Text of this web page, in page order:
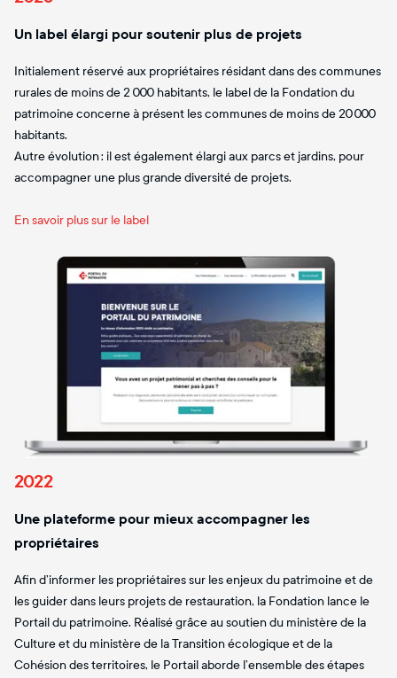
Un label élargi pour soutenir plus de projets
Initialement réservé aux propriétaires résidant dans des communes
rurales de moins de 2 000 habitants, le label de la Fondation du
patrimoine concerne à présent les communes de moins de 20 000
habitants.
Autre évolution : il est également élargi aux parcs et jardins, pour
accompagner une plus grande diversité de projets.
En savoir plus sur le label
2022
Une plateforme pour mieux accompagner les
propriétaires
Afin d’informer les propriétaires sur les enjeux du patrimoine et de
les guider dans leurs projets de restauration, la Fondation lance le
Portail du patrimoine. Réalisé grâce au soutien du ministère de la
Culture et du ministère de la Transition écologique et de la
Cohésion des territoires, le Portail aborde l’ensemble des étapes